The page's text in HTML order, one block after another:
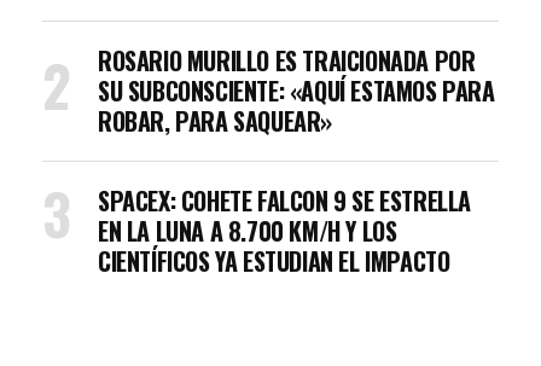
ROSARIO MURILLO ES TRAICIONADA POR
SU SUBCONSCIENTE: «AQUÍ ESTAMOS PARA
ROBAR, PARA SAQUEAR»
SPACEX: COHETE FALCON 9 SE ESTRELLA
EN LA LUNA A 8.700 KM/H Y LOS
CIENTÍFICOS YA ESTUDIAN EL IMPACTO